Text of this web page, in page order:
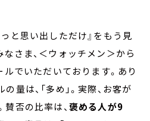
と思い出しただけ』をもう見
さま、＜ウォッチメン＞から
ルでいただいております。あり
量は、「多め」。実際、お客が
否の比率は、褒める人が9